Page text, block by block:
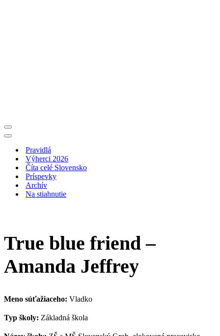
Menu
navigácie
Menu
navigáciePravidlá
Výherci 2026
Číta celé Slovensko
Príspevky
Archív
Na stiahnutie
True blue friend –
Amanda Jeffrey
Meno súťažiaceho: Vladko
Typ školy: Základná škola